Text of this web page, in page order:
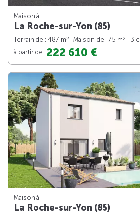
Maison à
La Roche-sur-Yon (85)
Terrain de : 487 m2 | Maison de : 75 m2
| 3
à partir de 222 610 €
Maison à
La Roche-sur-Yon (85)